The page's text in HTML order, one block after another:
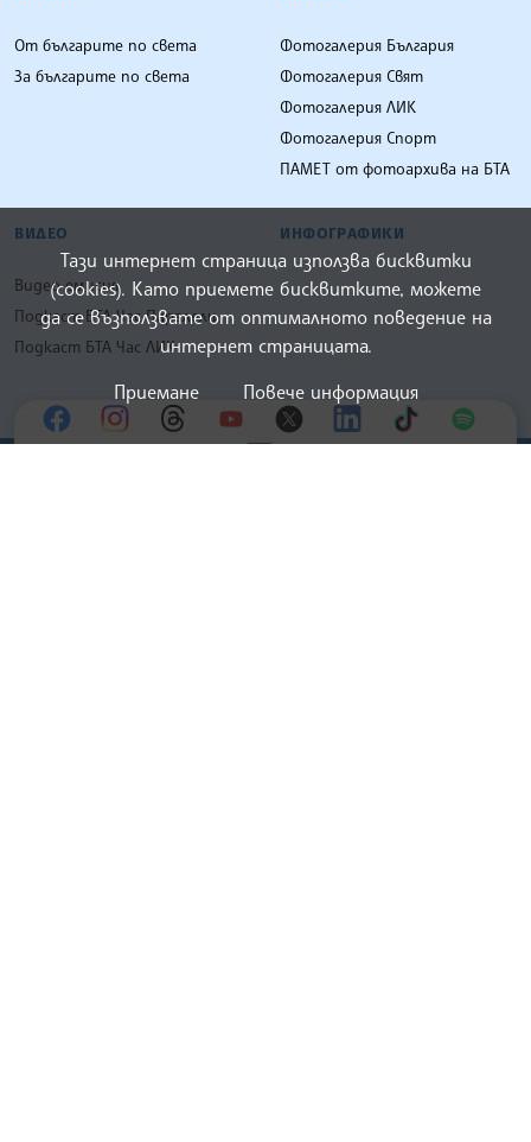
От българите по света
За българите по света
Фотогалерия България
Фотогалерия Свят
Фотогалерия ЛИК
Фотогалерия Спорт
ПАМЕТ от фотоархива на БТА
ВИДЕО
Видео емисия
Подкаст БТА Час Паралели
Подкаст БТА Час ЛИК
ИНФОГРАФИКИ
Тази интернет страница използва бисквитки
(cookies). Като приемете бисквитките, можете
да се възползвате от оптималното поведение на
интернет страницата.
Приемане
Повече информация